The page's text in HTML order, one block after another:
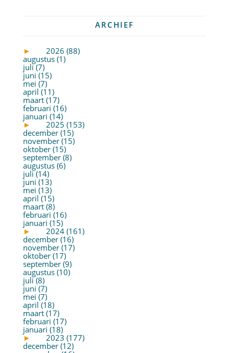
ARCHIEF
►
2026 (88)
augustus (1)
juli (7)
juni (15)
mei (7)
april (11)
maart (17)
februari (16)
januari (14)
►
2025 (153)
december (15)
november (15)
oktober (15)
september (8)
augustus (6)
juli (14)
juni (13)
mei (13)
april (15)
maart (8)
februari (16)
januari (15)
►
2024 (161)
december (16)
november (17)
oktober (17)
september (9)
augustus (10)
juli (8)
juni (7)
mei (7)
april (18)
maart (17)
februari (17)
januari (18)
►
2023 (177)
december (12)